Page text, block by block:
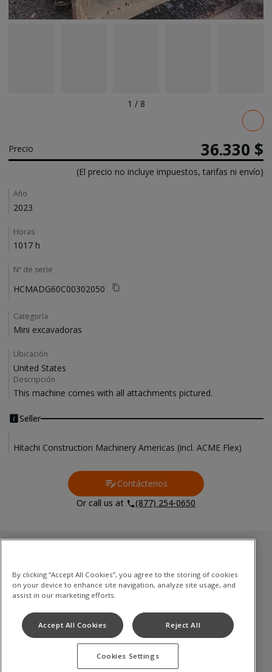
1 / 8
Precio 36.330 $
(El precio no incluye impuestos, tarifas ni envío)
Details
Año
2023
Horas
1017 h
Nº de serie
HCMADG60C00302050
Categoría
Mini excavadoras
Ubicación
United States
Descripción
This machine comes with all attachments pictured.
Seller
Hitachi Construction Machinery Americas (incl. ACME Flex)
Contact Us
Contáctenos
Or call us at
(877) 254-0650
Excavadoras de cadenas
Mini excavadoras
Palas cargadoras
Camiones volquete articulados
Política de privacidad
By clicking “Accept All Cookies”, you agree to the storing of cookies
on your device to enhance site navigation, analyze site usage, and
assist in our marketing efforts.
Accept All Cookies Reject All
Cookies Settings